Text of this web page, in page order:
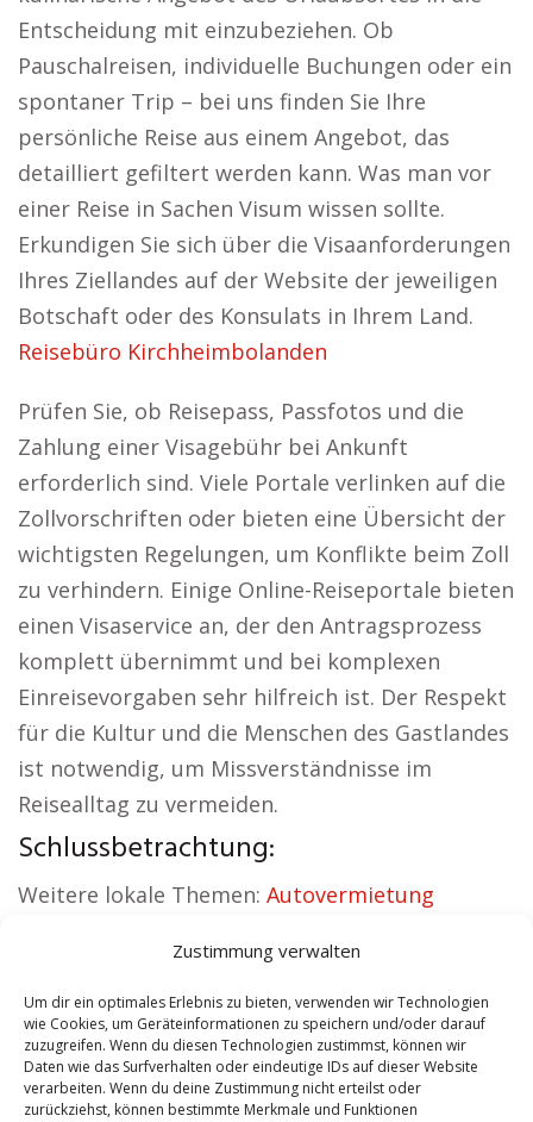
Zustimmung verwalten
Um dir ein optimales Erlebnis zu bieten, verwenden wir Technologien
wie Cookies, um Geräteinformationen zu speichern und/oder darauf
zuzugreifen. Wenn du diesen Technologien zustimmst, können wir
Daten wie das Surfverhalten oder eindeutige IDs auf dieser Website
verarbeiten. Wenn du deine Zustimmung nicht erteilst oder
zurückziehst, können bestimmte Merkmale und Funktionen
Entscheidung mit einzubeziehen. Ob
Pauschalreisen, individuelle Buchungen oder ein
spontaner Trip – bei uns finden Sie Ihre
persönliche Reise aus einem Angebot, das
detailliert gefiltert werden kann. Was man vor
einer Reise in Sachen Visum wissen sollte.
Erkundigen Sie sich über die Visaanforderungen
Ihres Ziellandes auf der Website der jeweiligen
Botschaft oder des Konsulats in Ihrem Land.
Reisebüro Kirchheimbolanden
Prüfen Sie, ob Reisepass, Passfotos und die
Zahlung einer Visagebühr bei Ankunft
erforderlich sind. Viele Portale verlinken auf die
Zollvorschriften oder bieten eine Übersicht der
wichtigsten Regelungen, um Konflikte beim Zoll
zu verhindern. Einige Online-Reiseportale bieten
einen Visaservice an, der den Antragsprozess
komplett übernimmt und bei komplexen
Einreisevorgaben sehr hilfreich ist. Der Respekt
für die Kultur und die Menschen des Gastlandes
ist notwendig, um Missverständnisse im
Reisealltag zu vermeiden.
Schlussbetrachtung:
Weitere lokale Themen: Autovermietung
|Versicherung Friedrichsdorf
Hundeschule Friedrichsdorf|Schamane
Friedrichsdorf|Reisebüro Friedrichsdorf
Contents [show]